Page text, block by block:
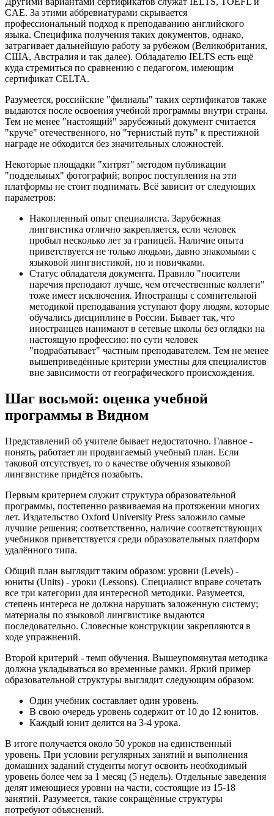
CAE. За этими аббревиатурами скрывается
профессиональный подход к преподаванию английского
языка. Специфика получения таких документов, однако,
затрагивает дальнейшую работу за рубежом (Великобритания,
США, Австралия и так далее). Обладателю IELTS есть ещё
куда стремиться по сравнению с педагогом, имеющим
сертификат CELTA.
Разумеется, российские "филиалы" таких сертификатов также
выдаются после освоения учебной программы внутри страны.
Тем не менее "настоящий" зарубежный документ считается
"круче" отечественного, но "тернистый путь" к престижной
награде не обходится без значительных сложностей.
Некоторые площадки "хитрят" методом публикации
"поддельных" фотографий; вопрос поступления на эти
платформы не стоит поднимать. Всё зависит от следующих
параметров:
Накопленный опыт специалиста. Зарубежная
лингвистика отлично закрепляется, если человек
пробыл несколько лет за границей. Наличие опыта
приветствуется не только людьми, давно знакомыми с
языковой лингвистикой, но и новичками.
Статус обладателя документа. Правило "носители
наречия преподают лучше, чем отечественные коллеги"
тоже имеет исключения. Иностранцы с сомнительной
методикой преподавания уступают фору людям, которые
обучались дисциплине в России. Бывает так, что
иностранцев нанимают в сетевые школы без оглядки на
настоящую профессию: по сути человек
"подрабатывает" частным преподавателем. Тем не менее
вышеприведённые критерии уместны для специалистов
вне зависимости от географического происхождения.
Шаг восьмой: оценка учебной
программы в Видном
Представлений об учителе бывает недостаточно. Главное -
понять, работает ли продвигаемый учебный план. Если
таковой отсутствует, то о качестве обучения языковой
лингвистике придётся позабыть.
Первым критерием служит структура образовательной
программы, постепенно развиваемая на протяжении многих
лет. Издательство Oxford University Press заложило самые
лучшие решения; соответственно, наличие соответствующих
учебников приветствуется среди образовательных платформ
удалённого типа.
Общий план выглядит таким образом: уровни (Levels) -
юниты (Units) - уроки (Lessons). Специалист вправе сочетать
все три категории для интересной методики. Разумеется,
степень интереса не должна нарушать заложенную систему;
материалы по языковой лингвистике выдаются
последовательно. Словесные конструкции закрепляются в
ходе упражнений.
Второй критерий - темп обучения. Вышеупомянутая методика
должна укладываться во временные рамки. Яркий пример
образовательной структуры выглядит следующим образом:
Один учебник составляет один уровень.
В свою очередь уровень содержит от 10 до 12 юнитов.
Каждый юнит делится на 3-4 урока.
В итоге получается около 50 уроков на единственный
уровень. При условии регулярных занятий и выполнения
домашних заданий студенты могут освоить необходимый
уровень более чем за 1 месяц (5 недель). Отдельные заведения
делят имеющиеся уровни на части, состоящие из 15-18
занятий. Разумеется, такие сокращённые структуры
потребуют объяснений.